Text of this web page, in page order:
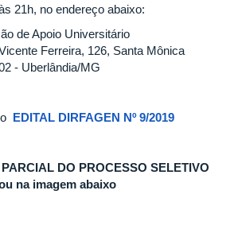
21h, no endereço abaixo:
Apoio Universitário
Ferreira, 126, Santa Mônica
Uberlândia/MG
EDITAL DIRFAGEN Nº 9/2019
DO PROCESSO SELETIVO
na imagem abaixo